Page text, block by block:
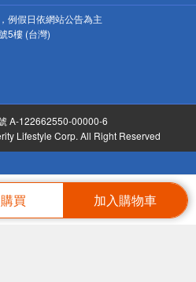
買 加入購物車
例假日依網站公告為主
5樓 (台灣)
A-122662550-00000-6
Lifestyle Corp. All Right Reserved